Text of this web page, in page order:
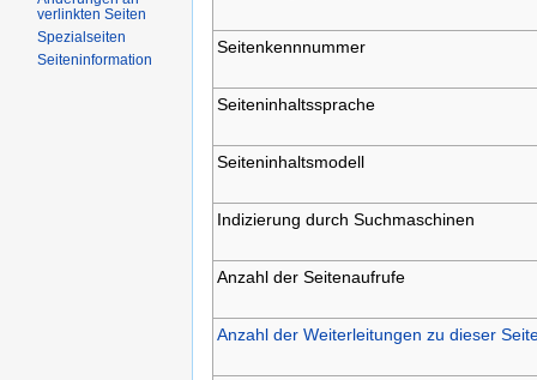
Seitenkennnummer
Seiteninhaltssprache
Seiteninhaltsmodell
Indizierung durch Suchmaschinen
Anzahl der Seitenaufrufe
Anzahl der Weiterleitungen zu dieser
verlinkten Seiten
Spezialseiten
Seiteninformation